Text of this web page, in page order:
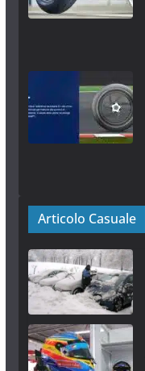
Articolo Casuale